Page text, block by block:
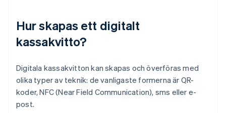
Hur skapas ett digitalt
kassakvitto?
Digitala kassakvitton kan skapas och överföras med
olika typer av teknik: de vanligaste formerna är QR-
koder, NFC (Near Field Communication), sms eller e-
post.